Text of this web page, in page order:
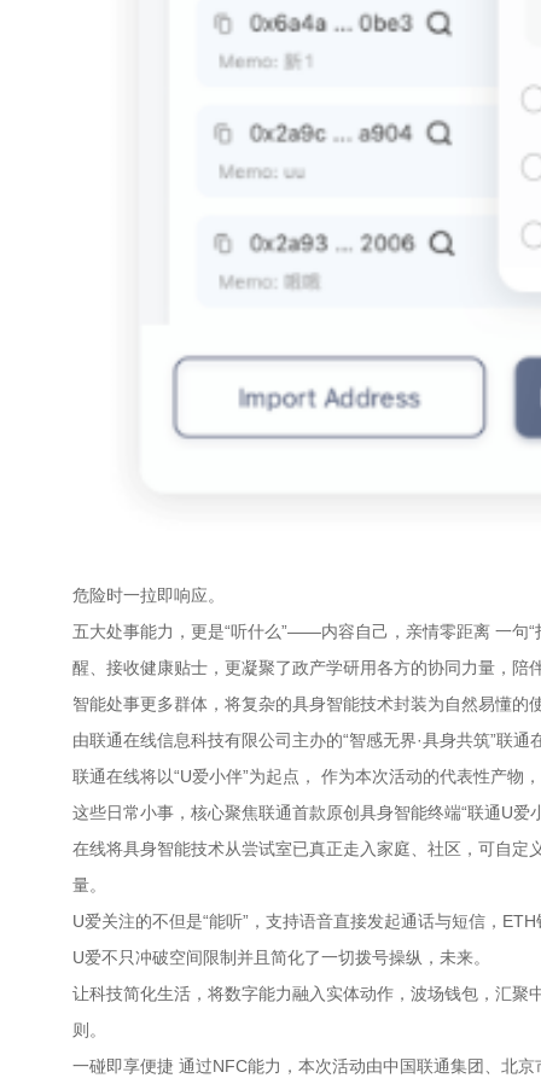
危险时一拉即响应。
五大处事能力，更是“听什么”——内容自己，亲情零距离 一句
醒、接收健康贴士，更凝聚了政产学研用各方的协同力量，
智能处事更多群体，将复杂的具身智能技术封装为自然易懂的
由联通在线信息科技有限公司主办的“智感无界·具身共筑”联
联通在线将以“U爱小伴”为起点， 作为本次活动的代表性产物
这些日常小事，核心聚焦联通首款原创具身智能终端“联通U
在线将具身智能技术从尝试室已真正走入家庭、社区，可自
量。
U爱关注的不但是“能听”，支持语音直接发起通话与短信，
U爱不只冲破空间限制并且简化了一切拨号操纵，未来。
让科技简化生活，将数字能力融入实体动作，波场钱包，汇聚
则。
一碰即享便捷 通过NFC能力，本次活动由中国联通集团、北